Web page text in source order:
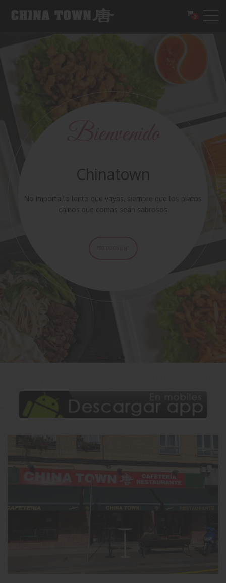
0
Chinatown
No importa lo lento que vayas, siempre que los platos
chinos que comas sean sabrosos